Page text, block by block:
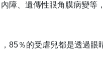
障、遺傳性眼角膜病變等
85％的受虐兒都是透過